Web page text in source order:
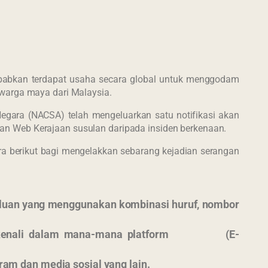
terdapat usaha secara global untuk menggodam
maya dari Malaysia.
(NACSA) telah mengeluarkan satu notifikasi akan
Web Kerajaan susulan daripada insiden berkenaan.
bagi mengelakkan sebarang kejadian serangan
yang menggunakan kombinasi huruf, nombor
dikenali dalam mana-mana platform (E-
dan media sosial yang lain.